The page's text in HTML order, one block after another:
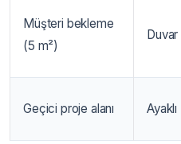
Müşteri bekleme
(5 m²)
Duvar
Geçici proje alanı Ayaklı